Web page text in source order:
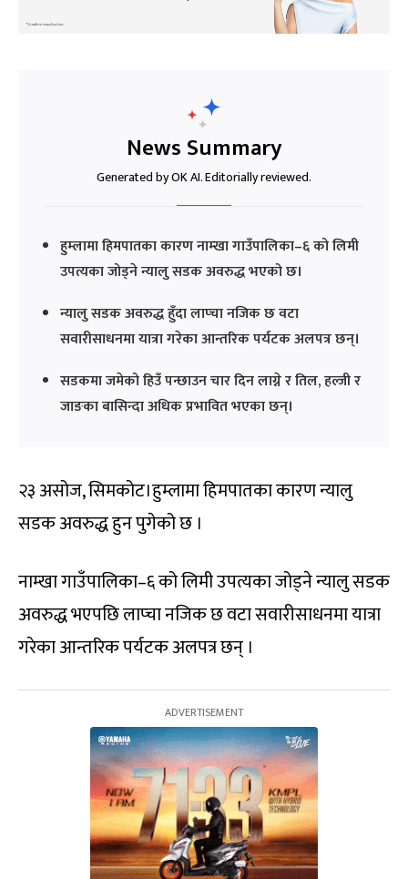
News Summary
Generated by OK AI. Editorially reviewed.
हुम्लामा हिमपातका कारण नाम्खा गाउँपालिका–६ को लिमी
उपत्यका जोड्ने न्यालु सडक अवरुद्ध भएको छ।
न्यालु सडक अवरुद्ध हुँदा लाप्चा नजिक छ वटा
सवारीसाधनमा यात्रा गरेका आन्तरिक पर्यटक अलपत्र छन्।
सडकमा जमेको हिउँ पन्छाउन चार दिन लाग्ने र तिल, हल्जी र
जाङका बासिन्दा अधिक प्रभावित भएका छन्।
२३ असोज, सिमकोट।हुम्लामा हिमपातका कारण न्यालु
सडक अवरुद्ध हुन पुगेको छ ।
नाम्खा गाउँपालिका–६ को लिमी उपत्यका जोड्ने न्यालु सडक
अवरुद्ध भएपछि लाप्चा नजिक छ वटा सवारीसाधनमा यात्रा
गरेका आन्तरिक पर्यटक अलपत्र छन् ।